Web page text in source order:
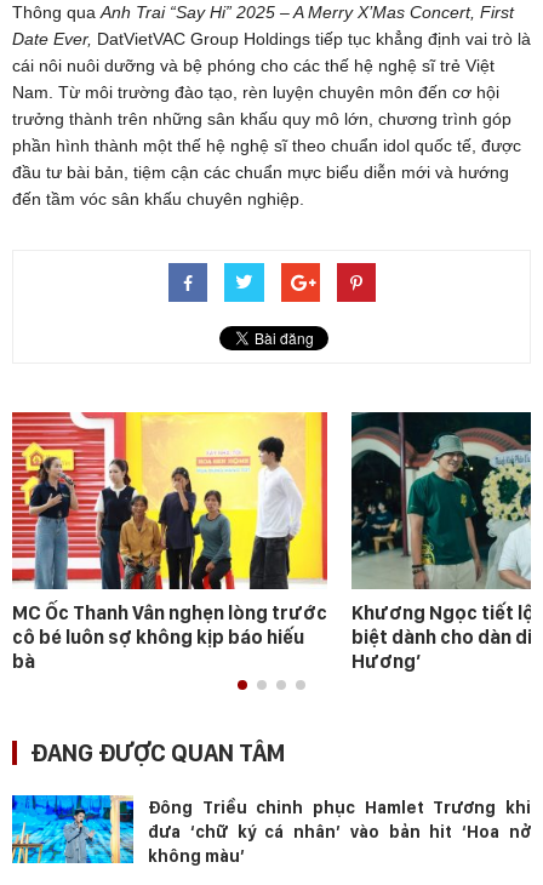
Thông qua Anh Trai “Say Hi” 2025 – A Merry X’Mas Concert, First
Date Ever, DatVietVAC Group Holdings tiếp tục khẳng định vai trò là
cái nôi nuôi dưỡng và bệ phóng cho các thế hệ nghệ sĩ trẻ Việt
Nam. Từ môi trường đào tạo, rèn luyện chuyên môn đến cơ hội
trưởng thành trên những sân khấu quy mô lớn, chương trình góp
phần hình thành một thế hệ nghệ sĩ theo chuẩn idol quốc tế, được
đầu tư bài bản, tiệm cận các chuẩn mực biểu diễn mới và hướng
đến tầm vóc sân khấu chuyên nghiệp.
MC Ốc Thanh Vân nghẹn lòng trước
cô bé luôn sợ không kịp báo hiếu
bà
Khương Ngọc tiết lộ
biệt dành cho dàn
Hương’
ĐANG ĐƯỢC QUAN TÂM
Đông Triều chinh phục Hamlet Trương khi
đưa ‘chữ ký cá nhân’ vào bản hit ‘Hoa nở
không màu’